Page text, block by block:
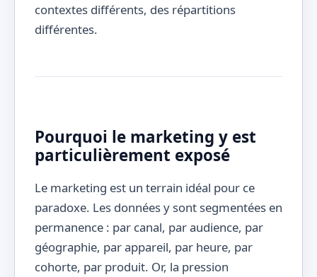
contextes différents, des répartitions
différentes.
Pourquoi le marketing y est
particulièrement exposé
Le marketing est un terrain idéal pour ce
paradoxe. Les données y sont segmentées en
permanence : par canal, par audience, par
géographie, par appareil, par heure, par
cohorte, par produit. Or, la pression